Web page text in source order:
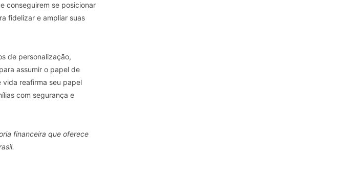
conseguirem se posicionar
fidelizar e ampliar suas
de personalização,
assumir o papel de
vida reafirma seu papel
com segurança e
financeira que oferece